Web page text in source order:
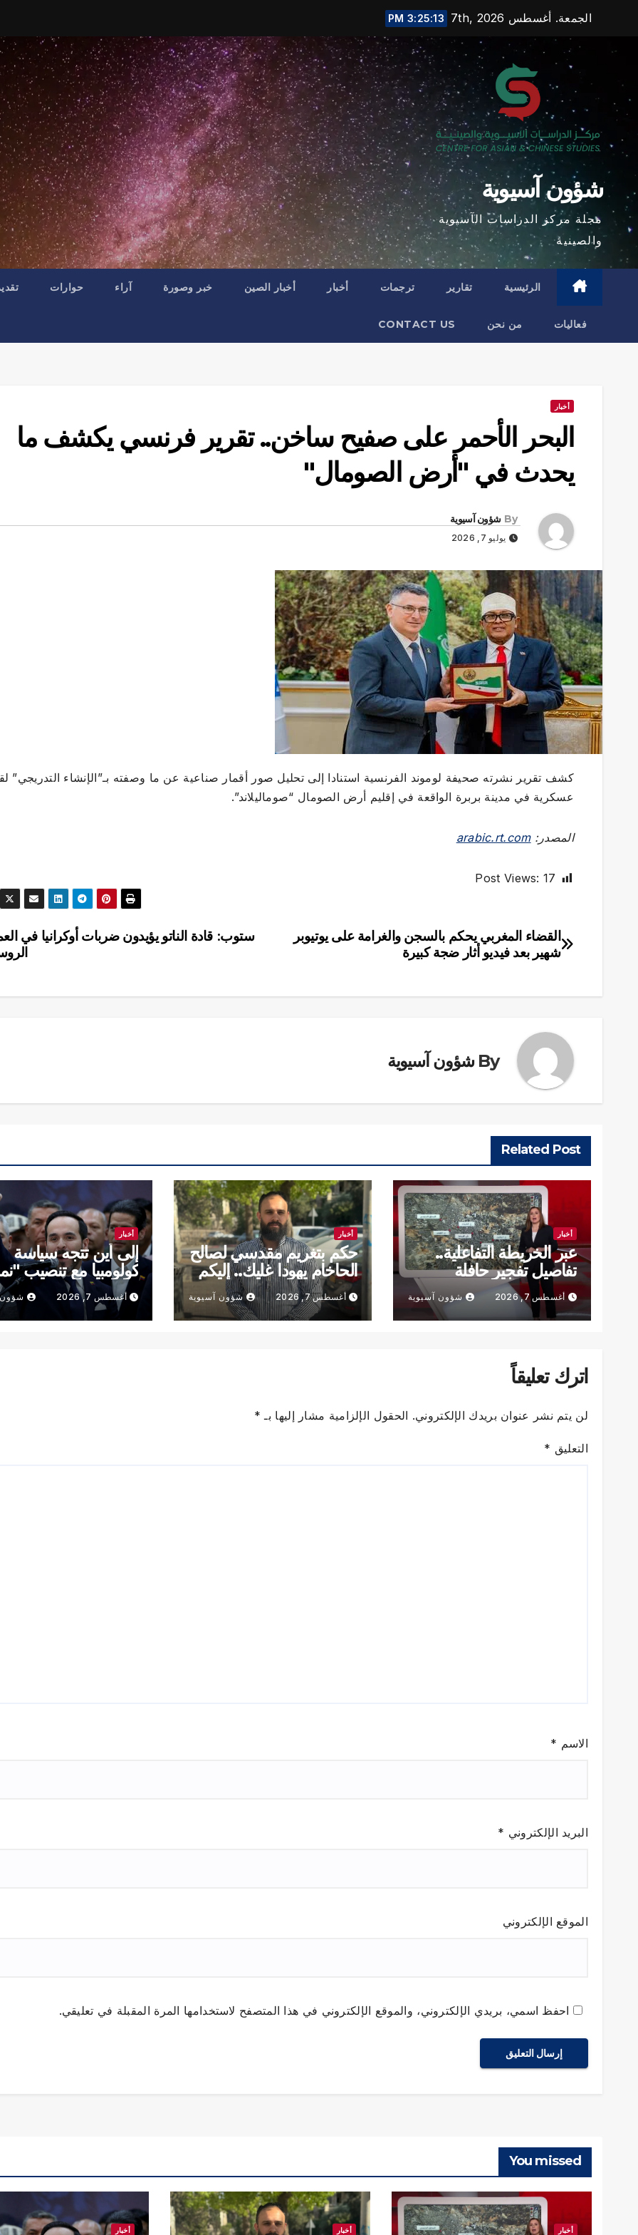
content
الجمعة. أغسطس 7th, 2026 3:25:14 PM
شؤون آسيوية
مجلة مركز الدراسات الآسيوية
والصينية
الرئيسية تقارير ترجمات أخبار أخبار الصين خبر وصورة آراء حوارات
فعاليات من نحن CONTACT US
أخبار
البحر الأحمر على صفيح ساخن.. تقرير فرنسي يكشف ما
يحدث في "أرض الصومال"
By شؤون آسيوية
يوليو 7, 2026
كشف تقرير نشرته صحيفة لوموند الفرنسية استنادا إلى تحليل صور أقمار صناعية عن ما وصفته بـ”الإنشاء التدريجي”
عسكرية في مدينة بربرة الواقعة في إقليم أرض الصومال “صوماليلاند”.
المصدر:arabic.rt.com
Post Views: 17
تصفّح
ستوب: قادة الناتو يؤيدون ضربات أوكرانيا في
القضاء المغربي يحكم بالسجن والغرامة على يوتيوبر
شهير بعد فيديو أثار ضجة كبيرة
By شؤون آسيوية
Related Post
أخبار
عبر الخريطة التفاعلية..
تفاصيل تفجير حافلة
الركاب في مدينة جرمانا
السورية
أغسطس 7, 2026 شؤون آسيوية
أخبار
حكم بتغريم مقدسي لصالح
الحاخام يهودا غليك.. إليكم
السبب
أغسطس 7, 2026 شؤون آسيوية
أخبار
إلى أين تتجه سياسة
كولومبيا مع تنصيب
ترمب" رئيسا؟
أغسطس 7, 2026 شؤون
اترك تعليقاً
لن يتم نشر عنوان بريدك الإلكتروني. الحقول الإلزامية مشار إليها بـ *
التعليق *
الاسم *
البريد الإلكتروني *
الموقع الإلكتروني
احفظ اسمي، بريدي الإلكتروني، والموقع الإلكتروني في هذا المتصفح لاستخدامها المرة المقبلة في تعليقي.
You missed
أخبار أخبار أخبار